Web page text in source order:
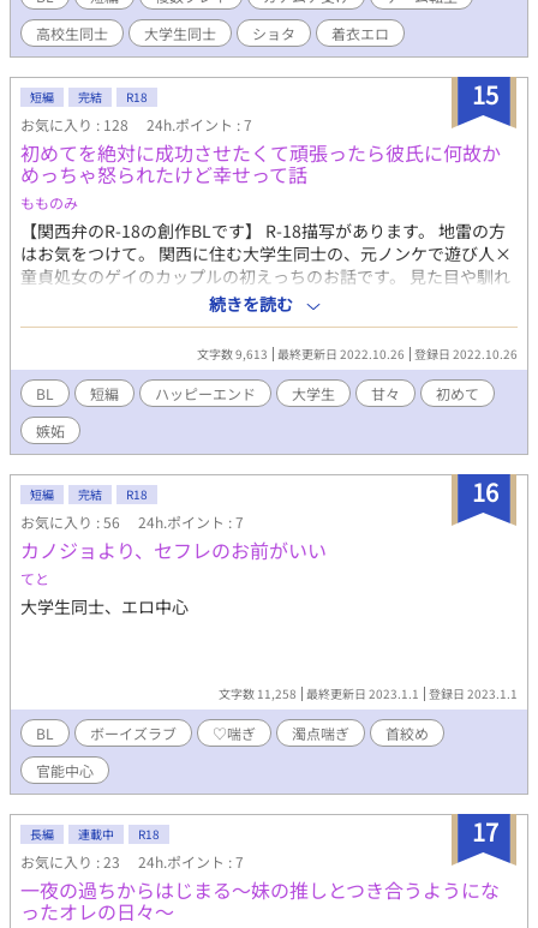
高校生同士
大学生同士 ショタ 着衣エロ
15
短編 完結 R18
お気に入り : 128 24h.ポイント : 7
初めてを絶対に成功させたくて頑張ったら彼氏に何故か
めっちゃ怒られたけど幸せって話
もものみ
【関西弁のR-18の創作BLです】 R-18描写があります。 地雷の方
はお気をつけて。 関西に住む大学生同士の、元ノンケで遊び人×
童貞処女のゲイのカップルの初えっちのお話です。 見た目や馴れ
初めを書いた人物紹介 (本編とはあまり関係ありませんが、自分の
中のイメージを壊したくない方は読まないでください) ↓ ↓ ↓ ↓
↓ 西矢 朝陽(にしや あさひ) 大学3回生。身長174cm。髪は染めて
いて明るい茶髪。猫目っぽい大きな目が印象的な元気な大学生。
空とは1回生のときに大学で知り合ったが、初めてあったときから
気が合い、大学でも一緒にいるしよく2人で遊びに行ったりもして
いるうちにいつのまにか空を好きになった。 もともとゲイでネコ
の自覚がある。ちょっとアホっぽいが明るい性格で、見た目もわ
りと良いので今までにも今までにも彼氏を作ろうと思えば作れ
た。大学に入学してからも、告白されたことは数回あるが、その
ときにはもう空のことが好きだったので断った。 空とは2ヶ月前
にサシ飲みをしていたときにうっかり告白してしまい、そこから
付き合い始めた。このときの記憶はおぼろげにしか残っていない
がめちゃくちゃ恥ずかしいことを口走ったことは自覚しているの
で深くは考えないようにしている。 高校時代に先輩に片想いして
長185cm。髪は染めておらず黒髪で切れ長の目。 チャラい訳では
ないがイケメンなので女子にしょっちゅう告白されるし付き合っ
たりもしたけれどすぐに「空って私のこと好きちゃうやろ？」と
か言われて長続きはしない。来るもの拒まず去るもの追わずな感
じだった。 朝陽のことは普通に友達だと思っていたが、周りから
は彼女がいようと朝陽の方を優先しており「お前もう朝陽と付き
合えよ」とよく呆れて言われていた。そんな矢先ベロベロに酔っ
払った朝陽に「そらはもう、僕と付き合ったらええやん。ぜった
い僕の方がそらの今までの彼女らよりそらのこと好きやもん…」
と言われて付き合った。付き合ってからの朝陽はもうスキンシッ
プひとつにも照れるしかと思えば甘えたりもしてくるしめちゃく
続きを読む
文字数 9,613 最終更新日 2022.10.26 登録日 2022.10.26
BL 短編 ハッピーエンド 大学生 甘々
初めて
嫉妬
16
短編 完結 R18
お気に入り : 56 24h.ポイント : 7
カノジョより、セフレのお前がいい
てと
大学生同士、エロ中心
文字数 11,258 最終更新日 2023.1.1 登録日 2023.1.1
BL ボーイズラブ ♡喘ぎ 濁点喘ぎ
首絞め
官能中心
17
長編 連載中 R18
お気に入り : 23 24h.ポイント : 7
一夜の過ちからはじまる〜妹の推しとつき合うようにな
ったオレの日々〜